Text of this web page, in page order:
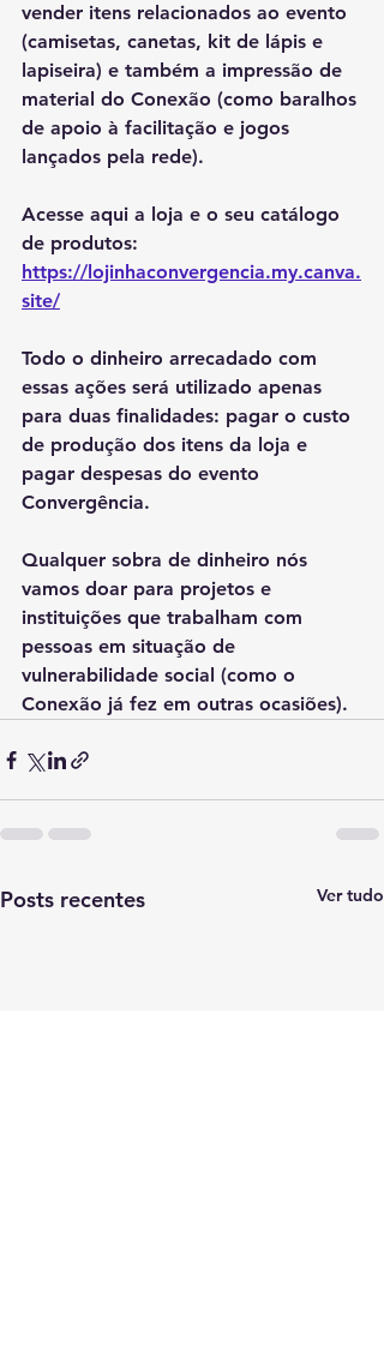
vender itens relacionados ao evento
(camisetas, canetas, kit de lápis e
lapiseira) e também a impressão de
material do Conexão (como baralhos
de apoio à facilitação e jogos
lançados pela rede).
Acesse aqui a loja e o seu catálogo
de produtos:
https://lojinhaconvergencia.my.canva.
site/
Todo o dinheiro arrecadado com
essas ações será utilizado apenas
para duas finalidades: pagar o custo
de produção dos itens da loja e
pagar despesas do evento
Convergência.
Qualquer sobra de dinheiro nós
vamos doar para projetos e
instituições que trabalham com
pessoas em situação de
vulnerabilidade social (como o
Conexão já fez em outras ocasiões).
Posts recentes Ver tudo